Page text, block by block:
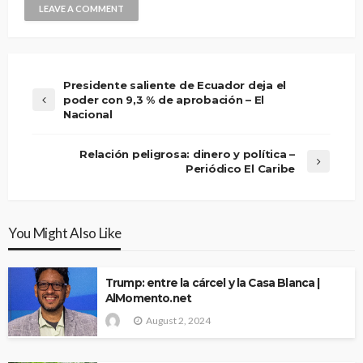
Presidente saliente de Ecuador deja el
poder con 9,3 % de aprobación – El
Nacional
Relación peligrosa: dinero y política –
Periódico El Caribe
You Might Also Like
Trump: entre la cárcel y la Casa Blanca |
AlMomento.net
August 2, 2024